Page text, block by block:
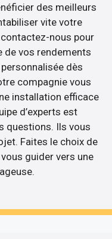
des meilleurs
vite votre
contactez-nous pour
de vos rendements
dès
compagnie vous
installation efficace
d’experts est
questions. Ils vous
Faites le choix de
guider vers une